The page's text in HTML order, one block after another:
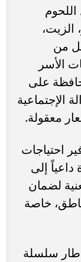
الزيت،
من
الأسر
على
الإجتماعية
معقولة.
احتياجات
إلى
لضمان
خاصة
إطار سلسلة